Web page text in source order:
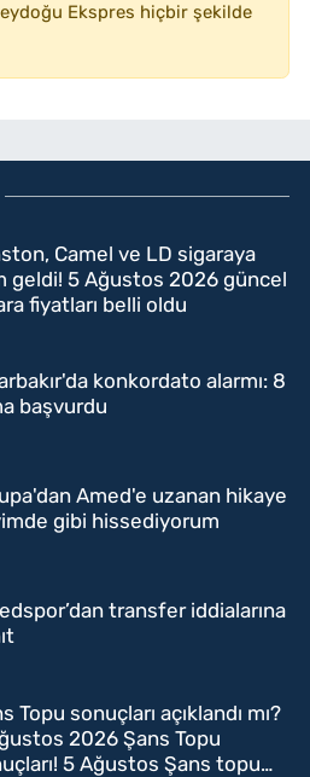
Ekspres hiçbir şekilde
Camel ve LD sigaraya
geldi! 5 Ağustos 2026 güncel
fiyatları belli oldu
konkordato alarmı: 8
başvurdu
Amed'e uzanan hikaye
gibi hissediyorum
transfer iddialarına
Topu sonuçları açıklandı mı?
2026 Şans Topu
5 Ağustos Şans topu